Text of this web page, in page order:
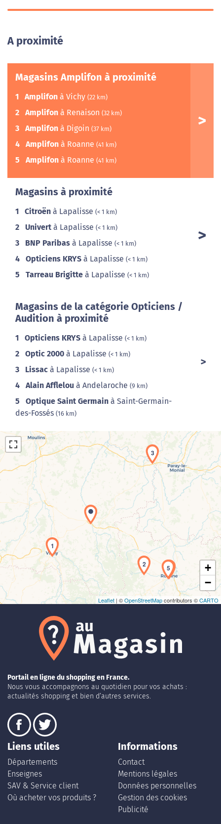
A proximité
Magasins Amplifon à proximité
1 Amplifon à Vichy (22 km)
2 Amplifon à Renaison (32 km)
3 Amplifon à Digoin (37 km)
4 Amplifon à Roanne (41 km)
5 Amplifon à Roanne (41 km)
Magasins à proximité
1 Citroën à Lapalisse (< 1 km)
2 Univert à Lapalisse (< 1 km)
3 BNP Paribas à Lapalisse (< 1 km)
4 Opticiens KRYS à Lapalisse (< 1 km)
5 Tarreau Brigitte à Lapalisse (< 1 km)
Magasins de la catégorie Opticiens /
Audition à proximité
1 Opticiens KRYS à Lapalisse (< 1 km)
2 Optic 2000 à Lapalisse (< 1 km)
3 Lissac à Lapalisse (< 1 km)
4 Alain Afflelou à Andelaroche (9 km)
5 Optique Saint Germain à Saint-Germain-
des-Fossés (16 km)
Chargement de la carte en cours...
1
2
3
4
5
+
−
Leaflet | ©OpenStreetMapcontributors ©CARTO
Portail en ligne du shopping en France.
Nous vous accompagnons au quotidien pour vos achats :
actualités shopping et bien d’autres services.
Liens utiles
Départements
Enseignes
SAV & Service client
Où acheter vos produits ?
Informations
Contact
Mentions légales
Données personnelles
Gestion des cookies
Publicité